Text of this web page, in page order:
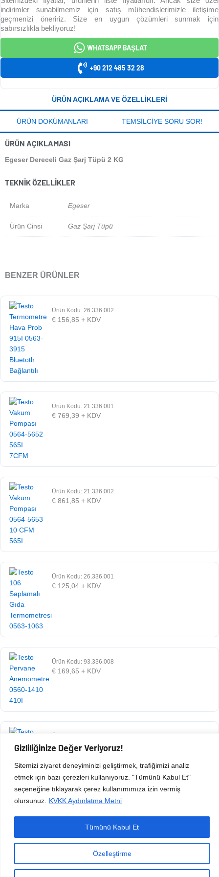
Gizliliğinize Değer Veriyoruz!
Sitemizi ziyaret deneyiminizi geliştirmek, trafiğimizi analiz
etmek için bazı çerezleri kullanıyoruz. "Tümünü Kabul Et"
seçeneğine tıklayarak çerez kullanımımıza izin vermiş
olursunuz.
KVKK Aydınlatma Metni
Özelleştirme
Tümünü Kabul Et
indirimler sunabilmemiz için satış mühendislerimizle iletişime
geçmenizi öneririz. Size en uygun çözümleri sunmak için
sabırsızlıkla bekliyoruz!
WHATSAPP BAŞLAT
+90 212 485 32 28
ÜRÜN AÇIKLAMA VE ÖZELLIKLERI
ÜRÜN DOKÜMANLARI TEMSILCIYE SORU SOR!
ÜRÜN AÇIKLAMASI
Egeser Dereceli Gaz Şarj Tüpü 2 KG
TEKNIK ÖZELLIKLER
Marka Egeser
Ürün Cinsi Gaz Şarj Tüpü
BENZER ÜRÜNLER
Ürün Kodu: 26.336.002
€ 156,85 + KDV
Ürün Kodu: 21.336.001
€ 769,39 + KDV
Ürün Kodu: 21.336.002
€ 861,85 + KDV
Ürün Kodu: 26.336.001
€ 125,04 + KDV
Ürün Kodu: 93.336.008
€ 169,65 + KDV
€ 660,42+ KDV